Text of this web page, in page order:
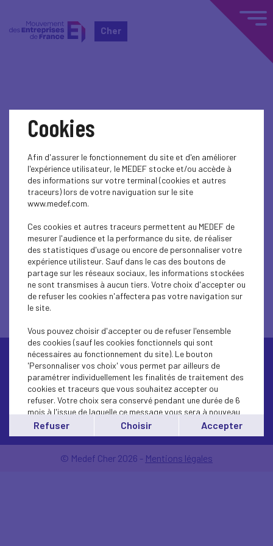
Cher
Événements nationaux
ENTREPRENEURSHIP - SME
Rencontre EuroPP : le financement des ETI et
Contactez-nous
© Medef Cher 2026 - Mentions légales
Cookies
Afin d'assurer le fonctionnement du site et d'en améliorer
l'expérience utilisateur, le MEDEF stocke et/ou accède à
des informations sur votre terminal (cookies et autres
traceurs) lors de votre naviguation sur le site
www.medef.com.
Ces cookies et autres traceurs permettent au MEDEF de
mesurer l'audience et la performance du site, de réaliser
des statistiques d'usage ou encore de personnaliser votre
expérience utilisteur. Sauf dans le cas des boutons de
partage sur les réseaux sociaux, les informations stockées
ne sont transmises à aucun tiers. Votre choix d'accepter ou
de refuser les cookies n'affectera pas votre navigation sur
le site.
Vous pouvez choisir d'accepter ou de refuser l'ensemble
des cookies (sauf les cookies fonctionnels qui sont
nécessaires au fonctionnement du site). Le bouton
'Personnaliser vos choix' vous permet par ailleurs de
paramétrer individuellement les finalités de traitement des
cookies et traceurs que vous souhaitez accepter ou
refuser. Votre choix sera conservé pendant une durée de 6
mois à l'issue de laquelle ce message vous sera à nouveau
affiché..
Vous pouvez modifier votre choix à tout moment en
cliquant sur le lien'cookies'en bas de page.
Refuser Choisir Accepter